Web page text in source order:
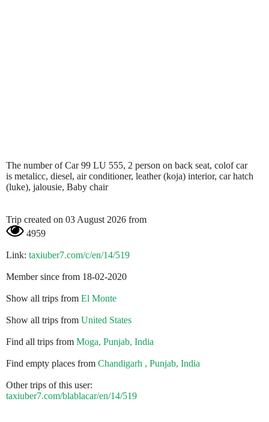
The number of Car 99 LU 555, 2 person on back seat, colof car
is metalicc, diesel, air conditioner, leather (koja) interior, car hatch
(luke), jalousie, Baby chair
Trip created on 03 August 2026 from
4959
Link: taxiuber7.com/c/en/14/519
Member since from 18-02-2020
Show all trips from El Monte
Show all trips from United States
Find all trips from Moga, Punjab, India
Find empty places from Chandigarh , Punjab, India
Other trips of this user:
taxiuber7.com/blablacar/en/14/519